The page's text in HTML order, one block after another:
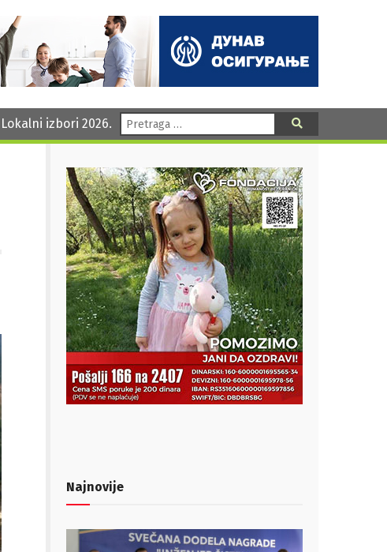
Lokalni izbori 2026. Pretraga:
Najnovije